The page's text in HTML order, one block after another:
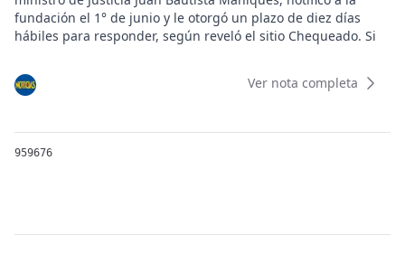
fundación el 1° de junio y le otorgó un plazo de diez días
hábiles para responder, según reveló el sitio Chequeado. Si
desde el apercibimiento público hasta una multa de hasta 8
millones de pesos por cada infracción, monto fijado por el
La exigencia se enmarca en el artículo 419 de la Resolución
en un período de 30 días corridos. En diciembre de 2024, ese
Ver nota completa
959676